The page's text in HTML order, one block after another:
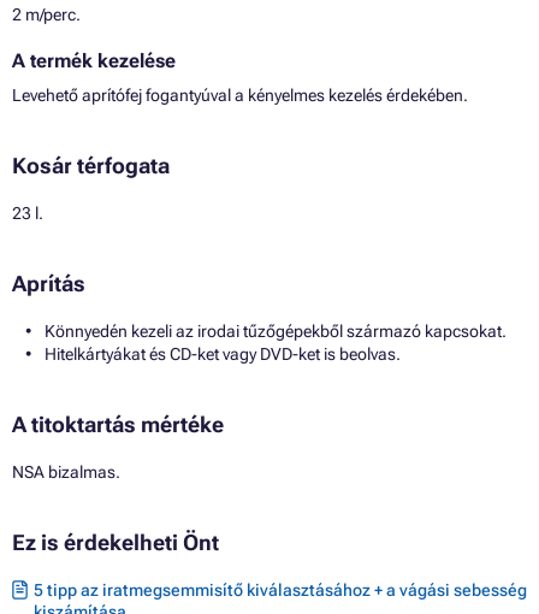
2 m/perc.
A termék kezelése
Levehető aprítófej fogantyúval a kényelmes kezelés érdekében.
Kosár térfogata
23 l.
Aprítás
Könnyedén kezeli az irodai tűzőgépekből származó kapcsokat.
Hitelkártyákat és CD-ket vagy DVD-ket is beolvas.
A titoktartás mértéke
NSA bizalmas.
Ez is érdekelheti Önt
5 tipp az iratmegsemmisítő kiválasztásához + a vágási sebesség